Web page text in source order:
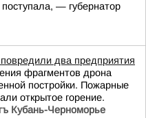
— губернатор
два предприятия
фрагментов дрона
постройки. Пожарные
открытое горение.
Кубань-Черноморье